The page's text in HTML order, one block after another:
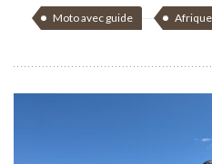
Moto avec guide Afrique